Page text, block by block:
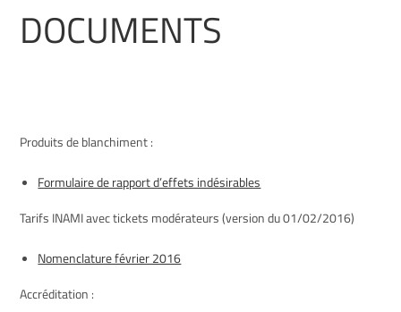
DOCUMENTS
Produits de blanchiment :
Formulaire de rapport d’effets indésirables
Tarifs INAMI avec tickets modérateurs (version du 01/02/2016)
Nomenclature février 2016
Accréditation :